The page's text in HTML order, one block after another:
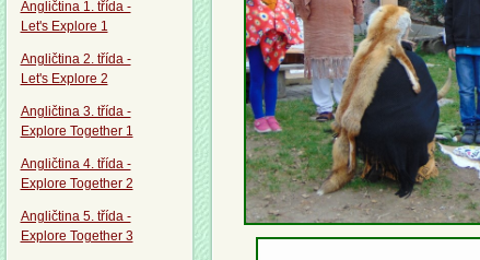
Angličtina 1. třída -
Let's Explore 1
Angličtina 2. třída -
Let's Explore 2
Angličtina 3. třída -
Explore Together 1
Angličtina 4. třída -
Explore Together 2
Angličtina 5. třída -
Explore Together 3